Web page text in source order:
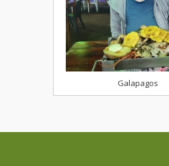
Galapagos